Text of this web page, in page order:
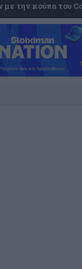
με την κούπα του